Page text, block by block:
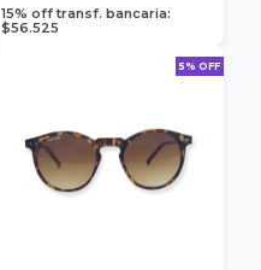
15% off transf. bancaria:
$56.525
5% OFF